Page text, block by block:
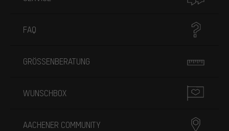
FAQ
GRÖSSENBERATUNG
WUNSCHBOX
AACHENER COMMUNITY